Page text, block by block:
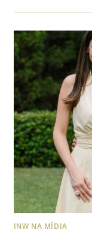
INW NA MÍDIA